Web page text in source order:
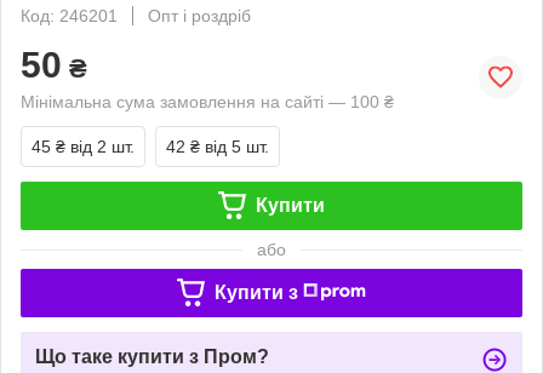
Код: 246201
Опт і роздріб
50 ₴
Мінімальна сума замовлення на сайті — 100 ₴
45 ₴ від 2 шт. 42 ₴ від 5 шт.
Купити
або
Купити з
Що таке купити з Пром?